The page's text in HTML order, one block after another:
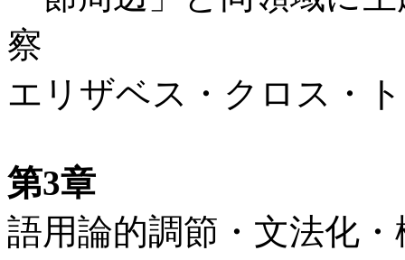
察
エリザベス・クロス・
第3章
語用論的調節・文法化